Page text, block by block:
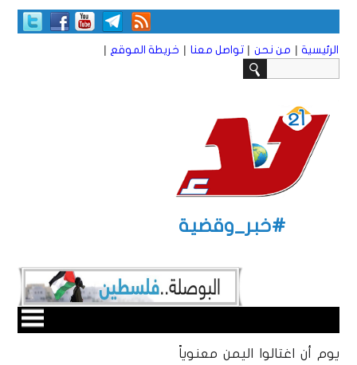
الرئيسية | من نحن | تواصل معنا | خريطة الموقع |
#خبر_وقضية
يوم أن اغتالوا اليمن معنوياً